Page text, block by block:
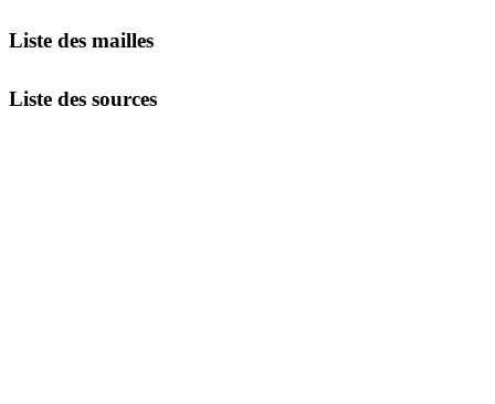
Liste des mailles
Liste des sources